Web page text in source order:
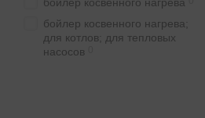
бойлер косвенного нагрева;
для котлов; для тепловых
насосов